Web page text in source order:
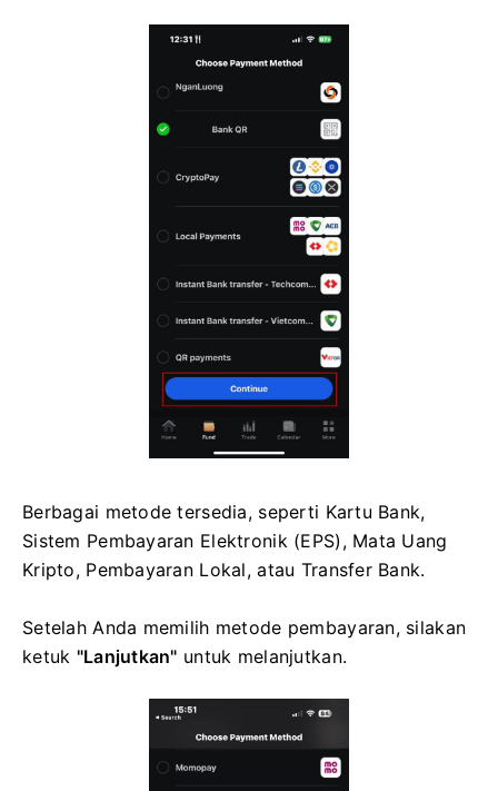
Berbagai metode tersedia, seperti Kartu Bank,
Sistem Pembayaran Elektronik (EPS), Mata Uang
Kripto, Pembayaran Lokal, atau Transfer Bank.
Setelah Anda memilih metode pembayaran, silakan
ketuk "Lanjutkan" untuk melanjutkan.